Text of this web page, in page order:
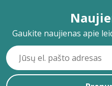
Gaukite naujienas apie